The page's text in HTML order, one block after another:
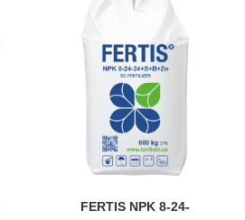
FERTIS NPK 8-24-